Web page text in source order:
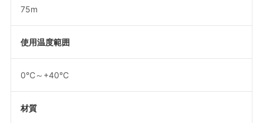
75m
使用温度範囲
0℃～+40℃
材質